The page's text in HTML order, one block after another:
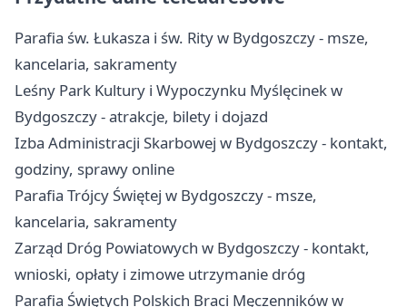
Parafia św. Łukasza i św. Rity w Bydgoszczy - msze,
kancelaria, sakramenty
Leśny Park Kultury i Wypoczynku Myślęcinek w
Bydgoszczy - atrakcje, bilety i dojazd
Izba Administracji Skarbowej w Bydgoszczy - kontakt,
godziny, sprawy online
Parafia Trójcy Świętej w Bydgoszczy - msze,
kancelaria, sakramenty
Zarząd Dróg Powiatowych w Bydgoszczy - kontakt,
wnioski, opłaty i zimowe utrzymanie dróg
Parafia Świętych Polskich Braci Męczenników w